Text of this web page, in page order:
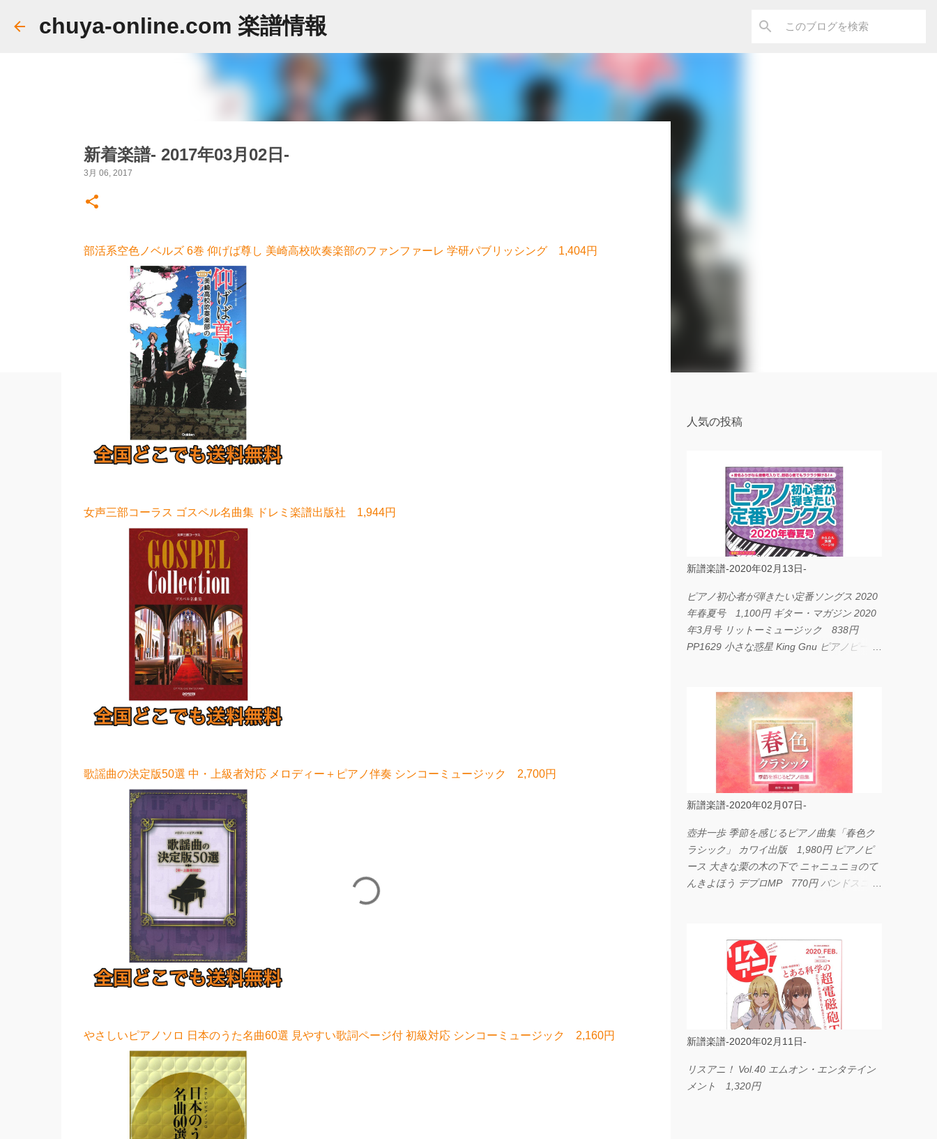
chuya-online.com 楽譜情報
新着楽譜- 2017年03月02日-
3月 06, 2017
部活系空色ノベルズ 6巻 仰げば尊し 美崎高校吹奏楽部のファンファーレ 学研パブリッシング 1,404円
女声三部コーラス ゴスペル名曲集 ドレミ楽譜出版社 1,944円
歌謡曲の決定版50選 中・上級者対応 メロディー＋ピアノ伴奏 シンコーミュージック 2,700円
やさしいピアノソロ 日本のうた名曲60選 見やすい歌詞ページ付 初級対応 シンコーミュージック 2,160円
人気の投稿
新譜楽譜-2020年02月13日-
ピアノ初心者が弾きたい定番ソングス 2020
年春夏号 1,100円 ギター・マガジン 2020
年3月号 リットーミュージック 838円
PP1629 小さな惑星 King Gnu ピアノピース
LOVE... Official髭男dism バンドピース フェ
アリー 825円
新譜楽譜-2020年02月07日-
壺井一歩 季節を感じるピアノ曲集「春色ク
ラシック」 カワイ出版 1,980円 ピアノピ
ース 大きな栗の木の下で ニャニュニョのて
んきよほう デプロMP 770円 バンドスコア
ス I LOVE．．． Official髭男dism やさしく
弾ける ピアノピース フェアリー 660円
BP2225 Kingdom of the Heavens 春畑道哉
バンドピース フェアリー 825円
新譜楽譜-2020年02月11日-
リスアニ！ Vol.40 エムオン・エンタテイン
メント 1,320円